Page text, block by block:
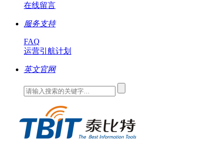
在线留言
服务支持
FAQ
运营引航计划
英文官网